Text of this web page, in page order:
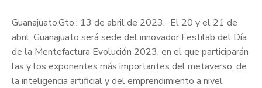
Guanajuato,Gto.; 13 de abril de 2023.- El 20 y el 21 de
abril, Guanajuato será sede del innovador Festilab del Día
de la Mentefactura Evolución 2023, en el que participarán
las y los exponentes más importantes del metaverso, de
la inteligencia artificial y del emprendimiento a nivel